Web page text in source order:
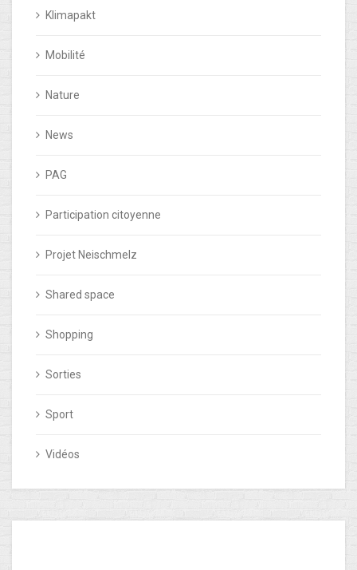
Klimapakt
Mobilité
Nature
News
PAG
Participation citoyenne
Projet Neischmelz
Shared space
Shopping
Sorties
Sport
Vidéos